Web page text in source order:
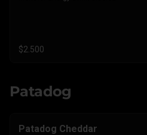
$2.500
Patadog
Patadog Cheddar